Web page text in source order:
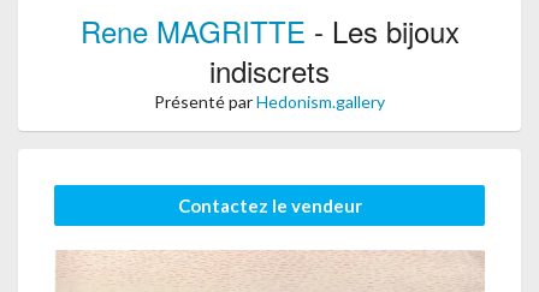
Rene MAGRITTE - Les bijoux
indiscrets
Présenté parHedonism.gallery
Contactez le vendeur